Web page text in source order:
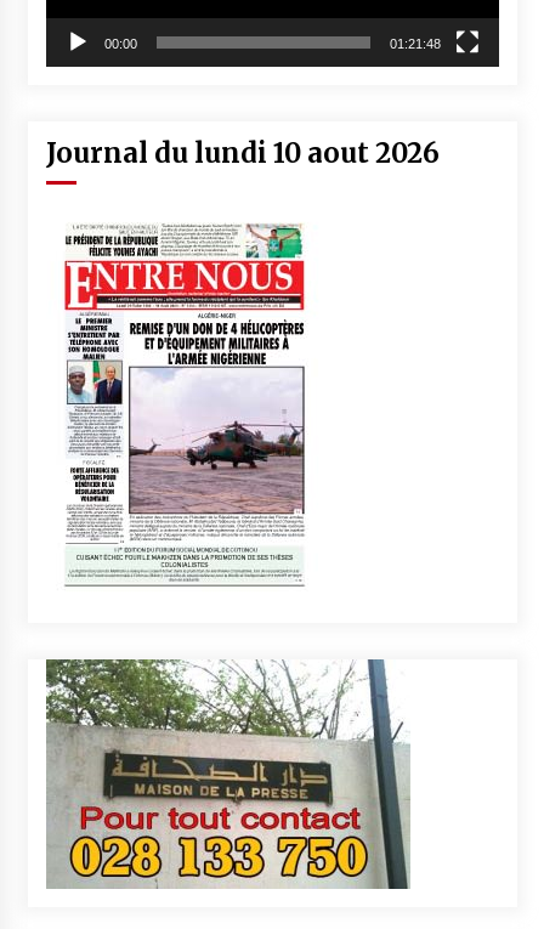
00:00 01:21:48
Journal du lundi 10 aout 2026